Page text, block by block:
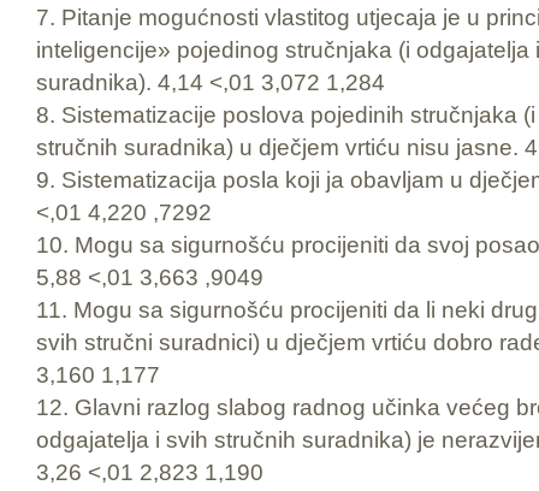
7. Pitanje mogućnosti vlastitog utjecaja je u
inteligencije» pojedinog stručnjaka (i odgajatelja
suradnika). 4,14 <,01 3,072 1,284
8. Sistematizacije poslova pojedinih stručnjaka
stručnih suradnika) u dječjem vrtiću nisu jasne.
9. Sistematizacija posla koji ja obavljam u
<,01 4,220 ,7292
10. Mogu sa sigurnošću procijeniti da svoj
5,88 <,01 3,663 ,9049
11. Mogu sa sigurnošću procijeniti da li neki
svih stručni suradnici) u dječjem vrtiću dobro
3,160 1,177
12. Glavni razlog slabog radnog učinka većeg
odgajatelja i svih stručnih suradnika) je
3,26 <,01 2,823 1,190